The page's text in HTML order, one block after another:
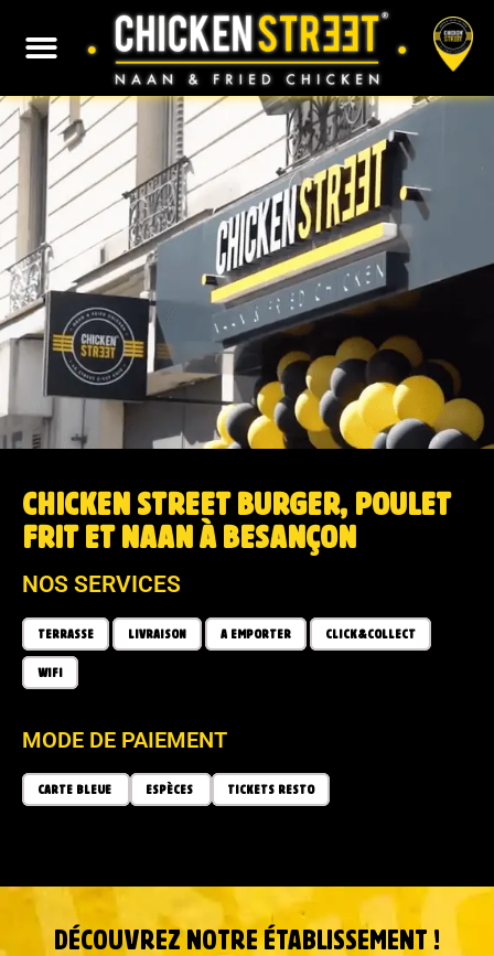
CHICKEN STREET BURGER, POULET
FRIT ET NAAN À BESANÇON
NOS SERVICES
TERRASSE LIVRAISON A EMPORTER CLICK&COLLECT
WIFI
MODE DE PAIEMENT
CARTE BLEUE ESPÈCES TICKETS RESTO
DÉCOUVREZ NOTRE ÉTABLISSEMENT !